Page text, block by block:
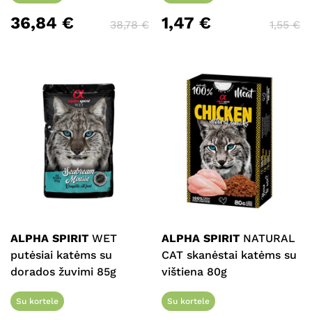
36,84 € 38,78€ 1,47€ 1,55€
ALPHA SPIRIT WET
putėsiai katėms su
dorados žuvimi 85g
Su kortele
ALPHA SPIRIT NATURAL
CAT skanėstai katėms su
vištiena 80g
Su kortele